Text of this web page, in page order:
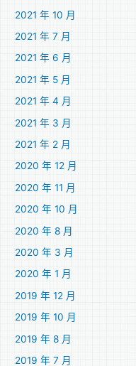
2021 年 10 月
2021 年 7 月
2021 年 6 月
2021 年 5 月
2021 年 4 月
2021 年 3 月
2021 年 2 月
2020 年 12 月
2020 年 11 月
2020 年 10 月
2020 年 8 月
2020 年 3 月
2020 年 1 月
2019 年 12 月
2019 年 10 月
2019 年 8 月
2019 年 7 月